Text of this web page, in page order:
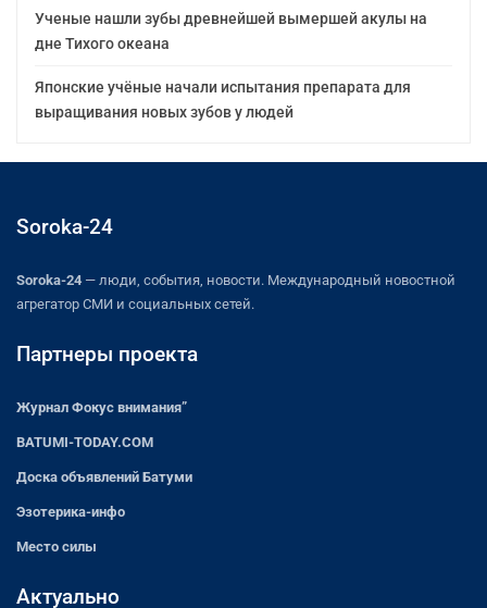
Ученые нашли зубы древнейшей вымершей акулы на
дне Тихого океана
Японские учёные начали испытания препарата для
выращивания новых зубов у людей
Soroka-24
Soroka-24 — люди, события, новости. Международный новостной
агрегатор СМИ и социальных сетей.
Партнеры проекта
Журнал Фокус внимания”
BATUMI-TODAY.COM
Доска объявлений Батуми
Эзотерика-инфо
Место силы
Актуально